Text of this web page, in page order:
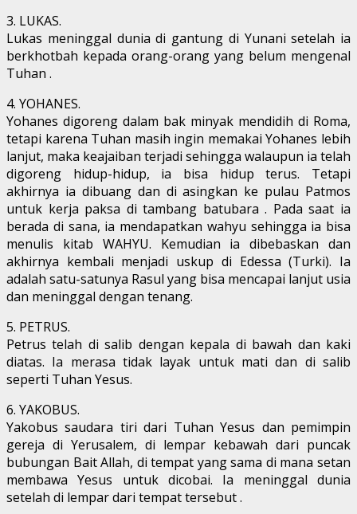
3. LUKAS.
Lukas meninggal dunia di gantung di Yunani setelah ia
berkhotbah kepada orang-orang yang belum mengenal
Tuhan .
4. YOHANES.
Yohanes digoreng dalam bak minyak mendidih di Roma,
tetapi karena Tuhan masih ingin memakai Yohanes lebih
lanjut, maka keajaiban terjadi sehingga walaupun ia telah
digoreng hidup-hidup, ia bisa hidup terus. Tetapi
akhirnya ia dibuang dan di asingkan ke pulau Patmos
untuk kerja paksa di tambang batubara . Pada saat ia
berada di sana, ia mendapatkan wahyu sehingga ia bisa
menulis kitab WAHYU. Kemudian ia dibebaskan dan
akhirnya kembali menjadi uskup di Edessa (Turki). Ia
adalah satu-satunya Rasul yang bisa mencapai lanjut usia
dan meninggal dengan tenang.
5. PETRUS.
Petrus telah di salib dengan kepala di bawah dan kaki
diatas. Ia merasa tidak layak untuk mati dan di salib
seperti Tuhan Yesus.
6. YAKOBUS.
Yakobus saudara tiri dari Tuhan Yesus dan pemimpin
gereja di Yerusalem, di lempar kebawah dari puncak
bubungan Bait Allah, di tempat yang sama di mana setan
membawa Yesus untuk dicobai. Ia meninggal dunia
setelah di lempar dari tempat tersebut .